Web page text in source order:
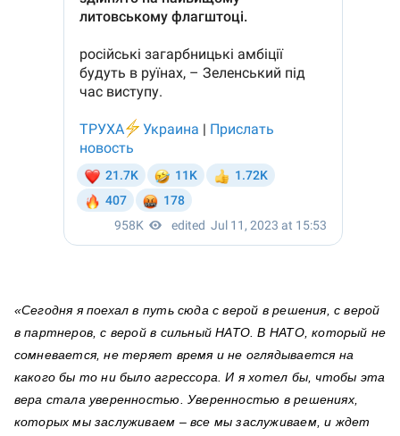
«Сегодня я поехал в путь сюда с верой в решения, с верой
в партнеров, с верой в сильный НАТО. В НАТО, который не
сомневается, не теряет время и не оглядывается на
какого бы то ни было агрессора. И я хотел бы, чтобы эта
вера стала уверенностью. Уверенностью в решениях,
которых мы заслуживаем – все мы заслуживаем, и ждет